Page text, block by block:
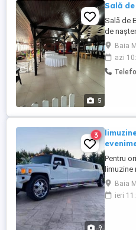
5
Sală
Sală de
de
Oră
Baia
azi
9
3
Pentru
party !!!
Baia
ieri